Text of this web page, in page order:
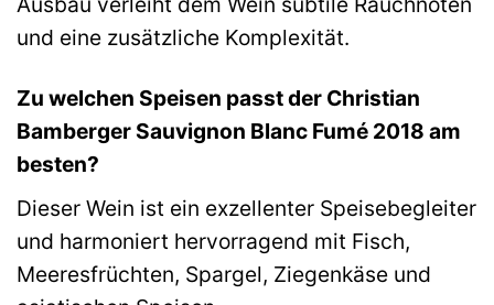
und eine zusätzliche Komplexität.
Zu welchen Speisen passt der Christian
Bamberger Sauvignon Blanc Fumé 2018 am
besten?
Dieser Wein ist ein exzellenter Speisebegleiter
und harmoniert hervorragend mit Fisch,
Meeresfrüchten, Spargel, Ziegenkäse und